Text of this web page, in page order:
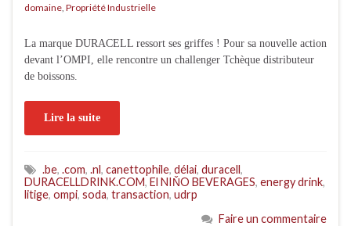
domaine Propriété Industrielle
La marque DURACELL ressort ses griffes ! Pour sa nouvelle action
devant l’OMPI, elle rencontre un challenger Tchèque distributeur
de boissons.
Lire la suite
.be, .com, .nl, canettophile, délai, duracell,
DURACELLDRINK.COM, El NIŇO BEVERAGES, energy drink,
litige, ompi, soda, transaction, udrp
Faire un commentaire